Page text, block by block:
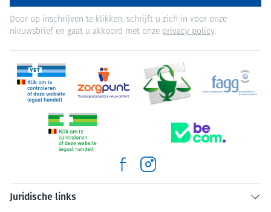
Door op inschrijven te klikken, schrijft u zich in voor onze
nieuwsbrief en gaat u akkoord met onze privacy policy.
Juridische links